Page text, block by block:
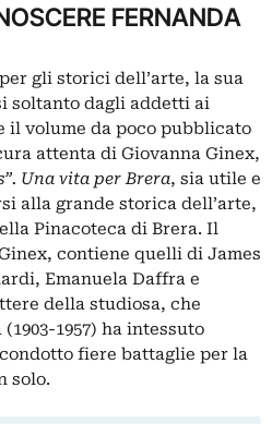
FERNANDA
gli storici dell’arte, la sua
soltanto dagli addetti ai
il volume da poco pubblicato
attenta di Giovanna Ginex,
Una vita per Brera, sia utile e
alla grande storica dell’arte,
Pinacoteca di Brera. Il
contiene quelli di James
Emanuela Daffra e
della studiosa, che
1957) ha intessuto
fiere battaglie per la
solo.